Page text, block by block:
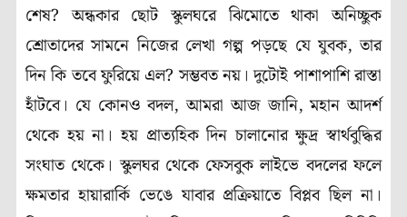
শেষ? অন্ধকার ছোট স্কুলঘরে ঝিমোতে থাকা অনিচ্ছুক
শ্রোতাদের সামনে নিজের লেখা গল্প পড়ছে যে যুবক, তার
দিন কি তবে ফুরিয়ে এল? সম্ভবত নয়। দুটোই পাশাপাশি রাস্তা
হাঁটবে। যে কোনও বদল, আমরা আজ জানি, মহান আদর্শ
থেকে হয় না। হয় প্রাত্যহিক দিন চালানোর ক্ষুদ্র স্বার্থবুদ্ধির
সংঘাত থেকে। স্কুলঘর থেকে ফেসবুক লাইভে বদলের ফলে
ক্ষমতার হায়ারার্কি ভেঙে যাবার প্রক্রিয়াতে বিপ্লব ছিল না।